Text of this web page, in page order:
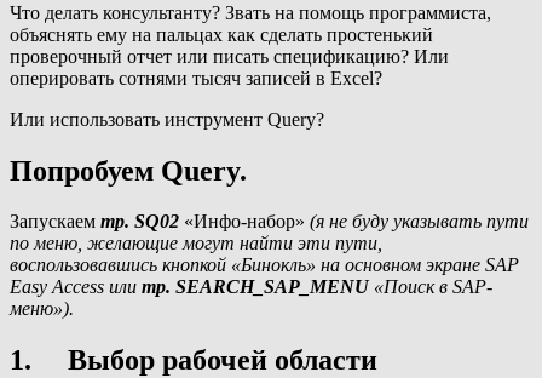
Что делать консультанту? Звать на помощь программиста,
объяснять ему на пальцах как сделать простенький
проверочный отчет или писать спецификацию? Или
оперировать сотнями тысяч записей в Excel?
Или использовать инструмент Query?
Попробуем Query.
Запускаем тр. SQ02 «Инфо-набор» (я не буду указывать пути
по меню, желающие могут найти эти пути,
воспользовавшись кнопкой «Бинокль» на основном экране SAP
EasyAccess или тр. SEARCH_SAP_MENU«Поиск в SAP-
меню»).
1. Выбор рабочей области